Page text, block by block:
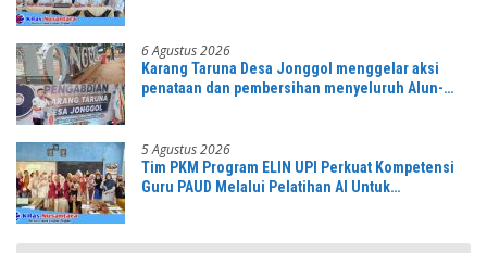
6 Agustus 2026
Karang Taruna Desa Jonggol menggelar aksi
penataan dan pembersihan menyeluruh Alun-
“,karang taruna desa Jonggol Jaya Jaya,”
5 Agustus 2026
Tim PKM Program ELIN UPI Perkuat Kompetensi
Guru PAUD Melalui Pelatihan AI Untuk